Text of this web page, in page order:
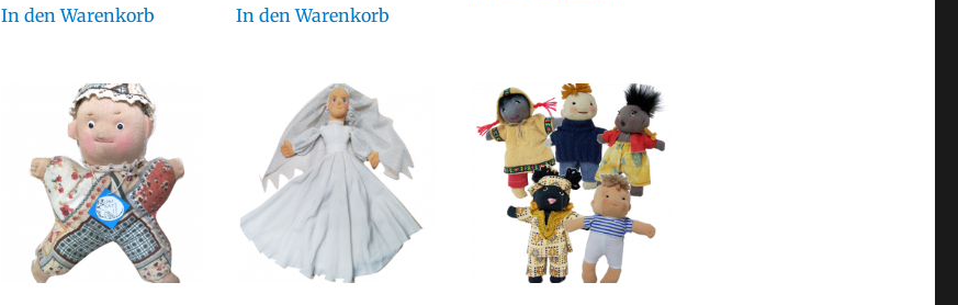
In den Warenkorb In den Warenkorb